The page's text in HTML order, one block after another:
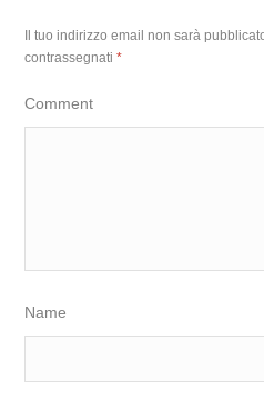
Il tuo indirizzo email non sarà
contrassegnati*
Comment
Name